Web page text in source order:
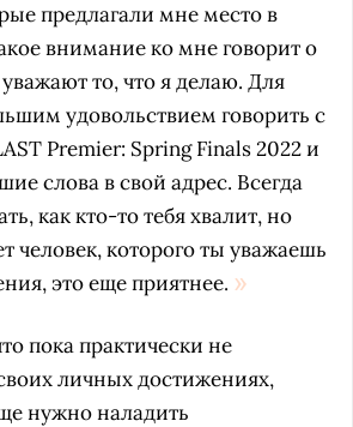
предлагали мне место в
внимание ко мне говорит о
то, что я делаю. Для
удовольствием говорить с
Premier: Spring Finals 2022 и
слова в свой адрес. Всегда
как кто-то тебя хвалит, но
человек, которого ты уважаешь
это еще приятнее.
пока практически не
личных достижениях,
нужно наладить